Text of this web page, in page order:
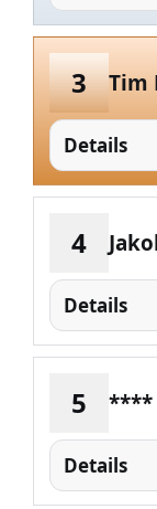
3 Tim
Details
4
Details
5 ****
Details